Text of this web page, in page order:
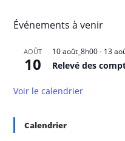
Événements à venir
AOÛT
10
10 août_8h00- 13
Relevé des
Voir le calendrier
Calendrier